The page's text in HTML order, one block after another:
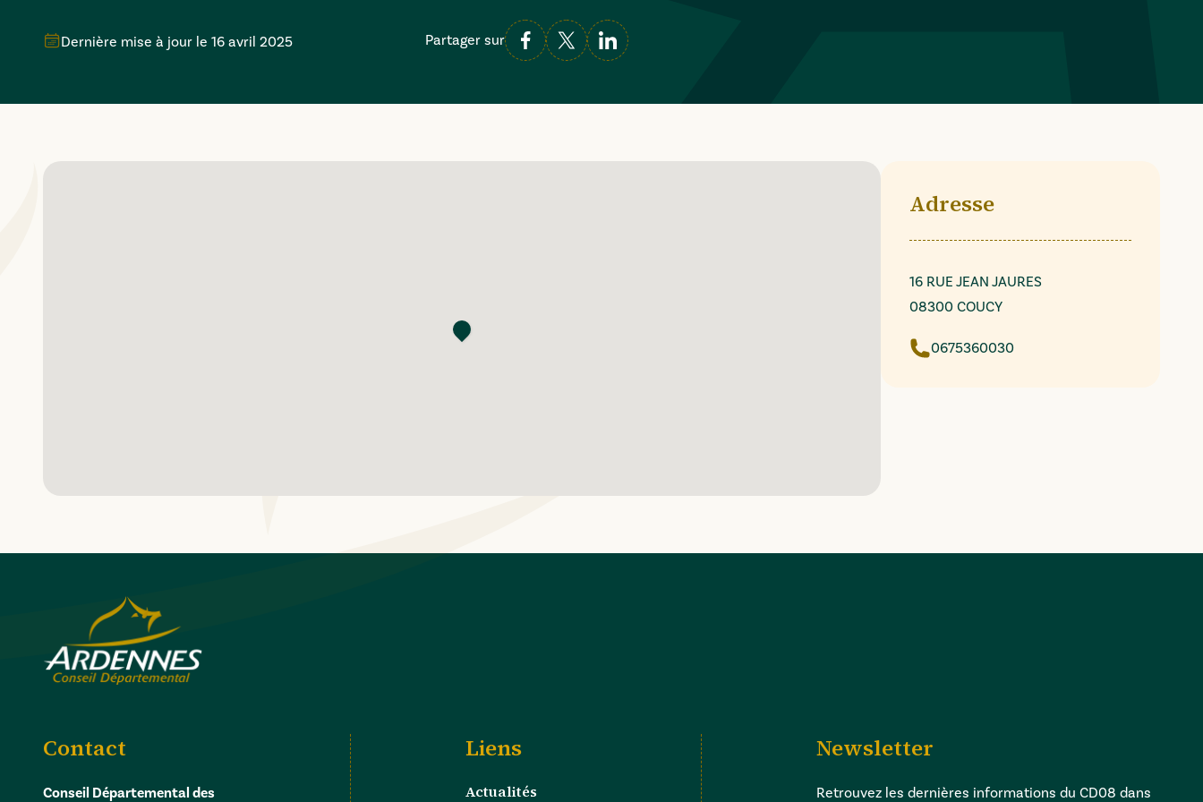
Dernière mise à jour le 16 avril 2025 Partager sur
Adresse
16 RUE JEAN JAURES
08300 COUCY
0675360030
Contact
Conseil Départemental des
Liens
Actualités
Newsletter
Retrouvez les dernières informations du CD08 dans